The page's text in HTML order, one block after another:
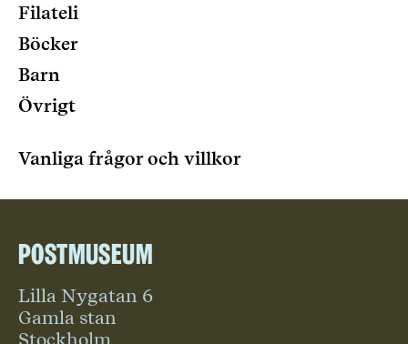
Filateli
Böcker
Barn
Övrigt
Vanliga frågor och villkor
Postmuseum
Lilla Nygatan 6
Gamla stan
Stockholm